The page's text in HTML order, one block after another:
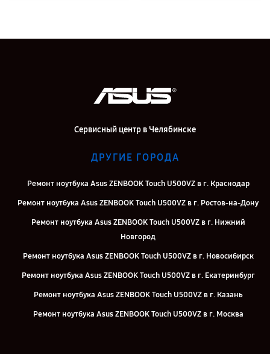
Сервисный центр в Челябинске
ДРУГИЕ ГОРОДА
Ремонт ноутбука Asus ZENBOOK Touch U500VZ в г. Краснодар
Ремонт ноутбука Asus ZENBOOK Touch U500VZ в г. Ростов-на-Дону
Ремонт ноутбука Asus ZENBOOK Touch U500VZ в г. Нижний
Новгород
Ремонт ноутбука Asus ZENBOOK Touch U500VZ в г. Новосибирск
Ремонт ноутбука Asus ZENBOOK Touch U500VZ в г. Екатеринбург
Ремонт ноутбука Asus ZENBOOK Touch U500VZ в г. Казань
Ремонт ноутбука Asus ZENBOOK Touch U500VZ в г. Москва